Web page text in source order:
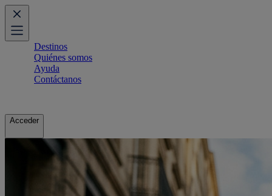
Destinos
Quiénes somos
Ayuda
Contáctanos
Acceder